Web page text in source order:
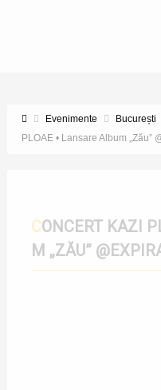
Evenimente București
PLOAE • Lansare Album „Zău”
CONCERT KAZI PLOAE • LANSARE ALBU
M „ZĂU”